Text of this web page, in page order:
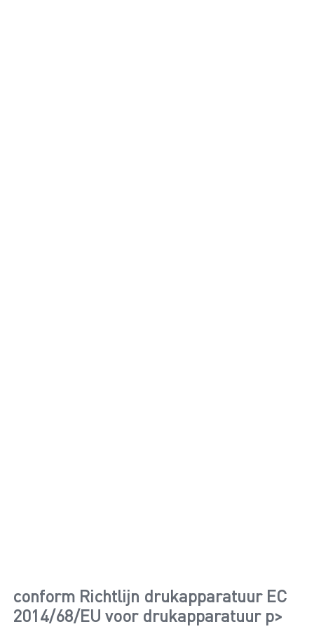
conform Richtlijn drukapparatuur EC
2014/68/EU voor drukapparatuur p>